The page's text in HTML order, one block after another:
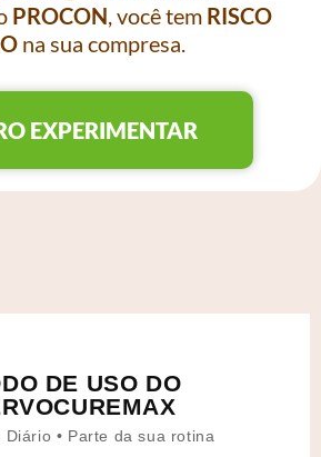
PROCON, você tem RISCO
na sua compresa.
EXPERIMENTAR
DE USO DO
Diário • Parte da sua rotina